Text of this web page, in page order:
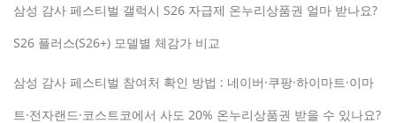
삼성 감사 페스티벌 갤럭시 S26 자급제 온누리상품권 얼마 받나요?
S26 플러스(S26+) 모델별 체감가 비교
삼성 감사 페스티벌 참여처 확인 방법 : 네이버·쿠팡·하이마트·이마
트·전자랜드·코스트코에서 사도 20% 온누리상품권 받을 수 있나요?